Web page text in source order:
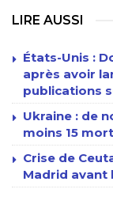
LIRE AUSSI
États-Unis :
après avoir
publications
Ukraine : de
moins 15
Crise de
Madrid avant